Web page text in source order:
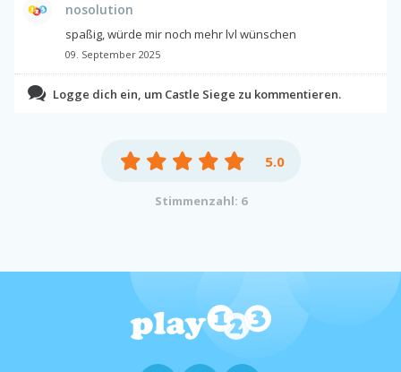
nosolution
spaßig, würde mir noch mehr lvl wünschen
09. September 2025
Logge dich ein, um Castle Siege zu kommentieren.
5.0
Stimmenzahl: 6